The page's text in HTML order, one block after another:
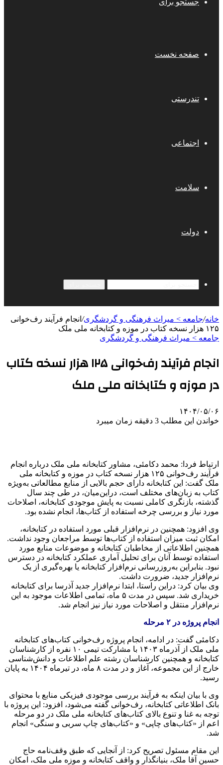
جستجو برای
صفحه نخست
تندرستی
اجتماعی
سلامت
دولت
خانه/جامعه > میراث فرهنگی و گردشگری/ انجام فرآیند رف‌خوانی
۱۲۵ هزار نسخه کتاب در موزه و کتابخانه ملی ملک
جامعه > میراث فرهنگی و گردشگری
انجام فرآیند رف‌خوانی ۱۲۵ هزار نسخه کتاب
در موزه و کتابخانه ملی ملک
۱۴۰۴/۰۵/۰۶
خواندن این مطلب 3 دقیقه زمان میبرد
ارتباط فردا: محمد دکامئی، مشاور کتابخانه ملی ملک درباره انجام
فرآیند رف‌خوانی
۱۲۵ هزار نسخه کتاب در موزه و کتابخانه ملی
ملک گفت: این کتابخانه دارای حجم بالایی از منابع مطالعاتی به‌ویژه
کتاب به زبان‌های مختلف است، دراین‌میان، در طی چند سال
گذشته، بازنگری کاملی نسبت به پایش موجودی کتابخانه، اصلاحات
مورد نیاز و بررسی چرخه استفاده از کتاب‌ها، انجام نشده بود.
وی افزود: همچنین در نرم‌افزار قبلی مورد استفاده در کتابخانه،
امکان ثبت میزان استفاده از کتاب‌ها توسط مراجعان وجود نداشت.
همچنین اطلاعاتی از مخاطبان کتابخانه و موضوعات منابع مورد
استفاده توسط آنان برای تحلیل آماری عملکرد کتابخانه در دسترس
نبود. بنابراین به‌روزرسانی نرم‌افزار کتابخانه یا بهره‌گیری از یک
نرم‌افزار جدید، ضرورت داشت.
وی بیان کرد: دراین راستا، ابتدا نرم‌افزار جدید آذرسا برای کتابخانه
خریداری شد. سپس در مدت ۵ ماه، تمامی اطلاعات موجود به این
نرم‌افزار منتقل و اصلاحات مورد نیاز نیز انجام شد.
انجام پروژه در ۲ مرحله
دکامئی گفت: در ادامه، انجام پروژه رف‌خوانی کتاب‌های کتابخانه
ملی ملک از آذرماه
با مشارکت تیمی ۱۰ نفره از کارشناسان
کتابخانه و همچنین کارشناسان رشته علم اطلاعات و دانش‌شناسی
خارج از این مجموعه، آغاز و در مدت ۸ ماه، در تیرماه
به پایان
رسید.
وی با بیان اینکه به فرآیند بررسی موجودی فیزیکی منابع با محتوای
بانک اطلاعاتی کتابخانه، رف‌خوانی گفته می‌شود، افزود: این پروژه با
توجه به غنا و تنوع بالای کتاب‌های کتابخانه ملی ملک در دو مرحله
اعم از «کتاب‌های چاپی» و «کتاب‌های چاپ سربی و سنگی» انجام
شد.
این مقام مسئول تصریح کرد: از آنجایی که طبق وقف‌نامه حاج
حسین آقا ملک، بنیانگذار و واقف کتابخانه و موزه ملی ملک، امکان